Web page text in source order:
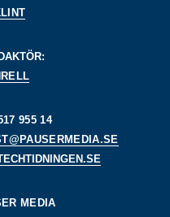
955 14
MEDIA